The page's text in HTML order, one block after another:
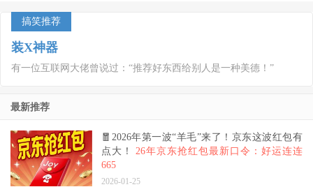
搞笑推荐
装X神器
有一位互联网大佬曾说过：“推荐好东西给别人是一种美德！”
最新推荐
🧧2026年第一波“羊毛”来了！京东这波红包有
点大！ 26年京东抢红包最新口令：好运连连
665
2026-01-25